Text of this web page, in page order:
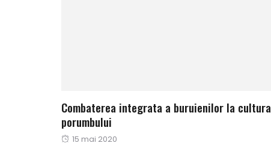
Combaterea integrata a buruienilor la cultura
porumbului
Publicat
15 mai 2020